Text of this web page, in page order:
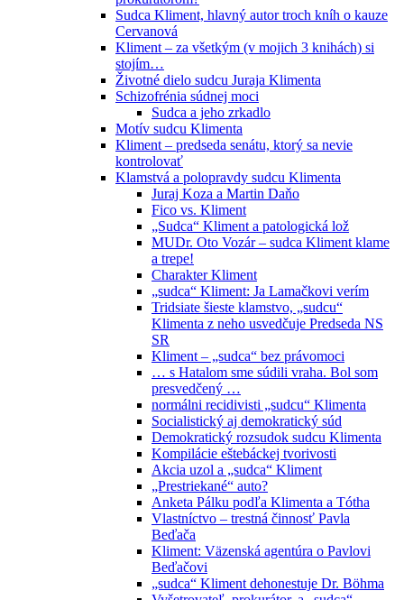
Sudca Kliment, hlavný autor troch kníh o kauze
Cervanová
Kliment – za všetkým (v mojich 3 knihách) si
stojím…
Životné dielo sudcu Juraja Klimenta
Schizofrénia súdnej moci
Sudca a jeho zrkadlo
Motív sudcu Klimenta
Kliment – predseda senátu, ktorý sa nevie
kontrolovať
Klamstvá a polopravdy sudcu Klimenta
Juraj Koza a Martin Daňo
Fico vs. Kliment
„Sudca“ Kliment a patologická lož
MUDr. Oto Vozár – sudca Kliment klame
a trepe!
Charakter Kliment
„sudca“ Kliment: Ja Lamačkovi verím
Tridsiate šieste klamstvo, „sudcu“
Klimenta z neho usvedčuje Predseda NS
SR
Kliment – „sudca“ bez právomoci
… s Hatalom sme súdili vraha. Bol som
presvedčený …
normálni recidivisti „sudcu“ Klimenta
Socialistický aj demokratický súd
Demokratický rozsudok sudcu Klimenta
Kompilácie eštebáckej tvorivosti
Akcia uzol a „sudca“ Kliment
„Prestriekané“ auto?
Anketa Pálku podľa Klimenta a Tótha
Vlastníctvo – trestná činnosť Pavla
Beďača
Kliment: Väzenská agentúra o Pavlovi
Beďačovi
„sudca“ Kliment dehonestuje Dr. Böhma